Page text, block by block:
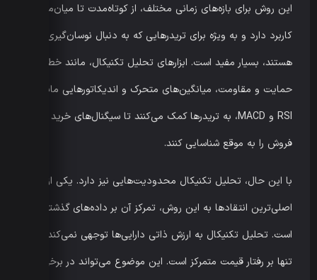
این روش برای بازه‌های زمانی مختلف، از کوتاه‌مدت تا میان‌مدت،
کاربرد دارد و به ویژه برای تریدرهایی که به دنبال نوسان‌گیری
هستند، بسیار مفید است. ابزارهای تحلیل تکنیکال، مانند خطوط
حمایت و مقاومت، میانگین‌های متحرک و اندیکاتورهایی مانند
RSI و MACD، به تریدرها کمک می‌کنند تا سیگنال‌های خرید و
فروش را به موقع شناسایی کنند.
با این حال، تحلیل تکنیکال محدودیت‌هایی نیز دارد. یکی از
اصلی‌ترین انتقادها به این روش، تمرکز آن بر داده‌های گذشته
است. تحلیل تکنیکال به ارزش ذاتی دارایی‌ها توجهی نمی‌کند و
تنها بر رفتار قیمت متمرکز است. این موضوع می‌تواند در برخی